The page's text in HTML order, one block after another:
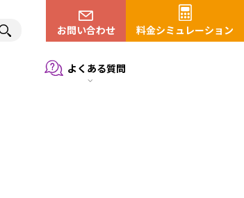
お問い合わせ 料金シミュレーション
よくある質問